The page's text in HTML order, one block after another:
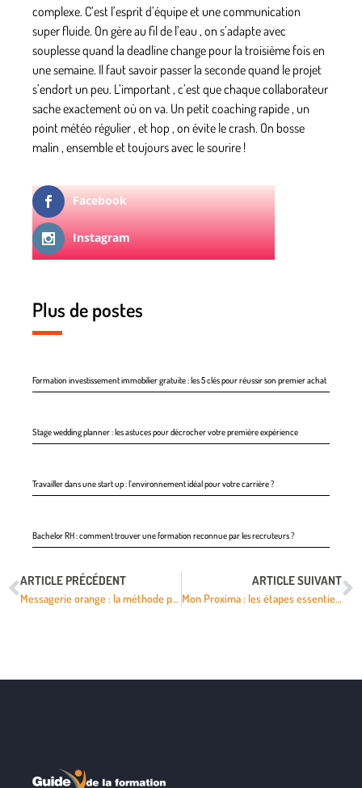
complexe. C’est l’esprit d’équipe et une communication
super fluide. On gère au fil de l’eau , on s’adapte avec
souplesse quand la deadline change pour la troisième fois en
une semaine. Il faut savoir passer la seconde quand le projet
s’endort un peu. L’important , c’est que chaque collaborateur
sache exactement où on va. Un petit coaching rapide , un
point météo régulier , et hop , on évite le crash. On bosse
malin , ensemble et toujours avec le sourire !
Facebook
Instagram
Plus de postes
Formation investissement immobilier gratuite : les 5 clés pour réussir son premier achat
Stage wedding planner : les astuces pour décrocher votre première expérience
Travailler dans une start up : l’environnement idéal pour votre carrière ?
Bachelor RH : comment trouver une formation reconnue par les recruteurs ?
ARTICLE PRÉCÉDENT
Messagerie orange : la méthode pour accéder facilement à ses messages
ARTICLE SUIVANT
Mon Proxima : les étapes essentielles pour organiser vos dossiers de tutelle